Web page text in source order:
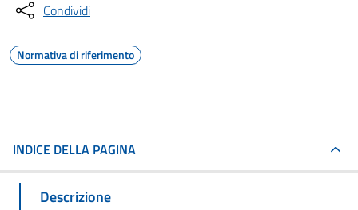
Condividi
Normativa di riferimento
INDICE DELLA PAGINA
Descrizione